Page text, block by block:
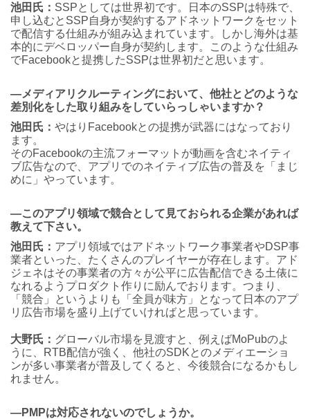
池田氏： SSPとしては世界初です。日本のSSPは特殊で、
申し込むとSSP自身が契約するアドネットワークをセット
で配信する仕組みが組み込まれています。しかし海外は基
本的にデベロッパー自身が契約します。このような仕組み
でFacebookと提携したSSPは世界初だと思います。
―メディアリクルーティングにおいて、他社とどのような
差別化をした取り組みをしていらっしゃいますか？
池田氏： やはりFacebookとの提携が武器にはなっており
ます。
そのFacebookの主流フォーマットが動画を含むネイティ
ブ広告なので、アプリでのネイティブ広告の普及を「まじ
めに」やっています。
―このアプリ領域で競合として見ておられる企業があれば
教えて下さい。
池田氏： アプリ領域ではアドネットワーク事業者やDSP事
業者といった、たくさんのプレイヤーが存在します。アド
ジェネはその事業者の方々が公平に広告配信できる土俵に
なれるようプロダクト作りに励んでおります。つまり、
「競合」というよりも「全員が味方」となって日本のアプ
リ広告市場を盛り上げていければと思っています。
大野氏： グローバル市場を見渡すと、例えばMoPubのよ
うに、RTB配信が強く、他社のSDKとのメディエーショ
ンが多い事業者が普及してくると、今後競合になるかもし
れません。
―PMPは対応されないのでしょうか。